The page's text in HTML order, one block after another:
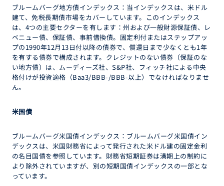
ブルームバーグ地方債インデックス：当インデックスは、米ドル
建て、免税長期債市場をカバーしています。このインデックス
は、4つの主要セクターを有します：州および一般財源保証債、レ
ベニュー債、保証債、事前借換債。固定利付またはステップアッ
プの1990年12月13日付以降の債券で、償還日まで少なくとも1年
を有する債券で構成されます。クレジットのない債券（保証のな
い地方債）は、ムーディーズ社、S&P社、フィッチ社による中央
格付けが投資適格（Baa3/BBB-/BBB-以上）でなければなりませ
ん。
米国債
ブルームバーグ米国債インデックス：ブルームバーグ米国債イン
デックスは、米国財務省によって発行された米ドル建の固定金利
の名目国債を参照しています。財務省短期証券は満期上の制約に
より除外されていますが、別の短期国債インデックスの一部とな
っています。